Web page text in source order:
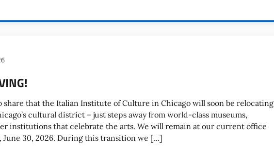
share that the Italian Institute of Culture in Chicago will soon be relocating
cultural district – just steps away from world-class museums,
institutions that celebrate the arts. We will remain at our current office
June 30, 2026. During this transition we […]